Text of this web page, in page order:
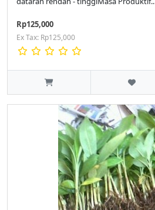
Rp125,000
Ex Tax: Rp125,000